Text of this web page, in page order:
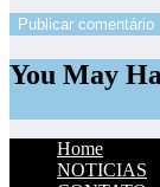
You May
Home
NOTICIAS